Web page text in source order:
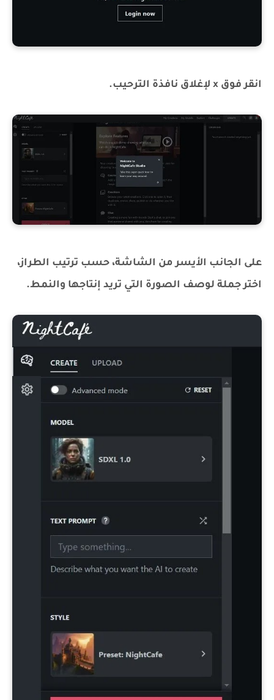
انقر فوق x لإغلاق نافذة الترحيب.
على الجانب الأيسر من الشاشة، حسب ترتيب الطراز،
اختر جملة لوصف الصورة التي تريد إنتاجها والنمط.